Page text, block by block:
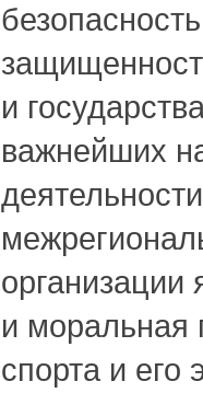
и
важнейших
организации
и моральная
спорта и его